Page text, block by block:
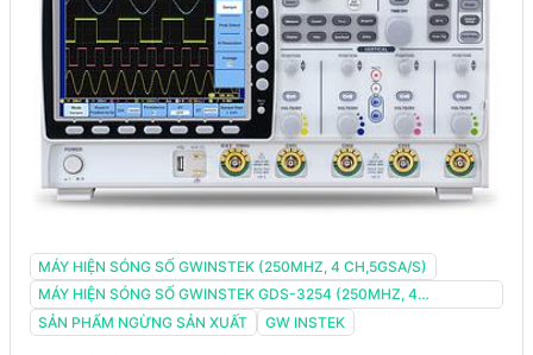
MÁY HIỆN SÓNG SỐ GWINSTEK (250MHZ, 4 CH,5GSA/S)
MÁY HIỆN SÓNG SỐ GWINSTEK GDS-3254 (250MHZ, 4
CH,5GSA/S)
SẢN PHẨM NGỪNG SẢN XUẤT GW INSTEK